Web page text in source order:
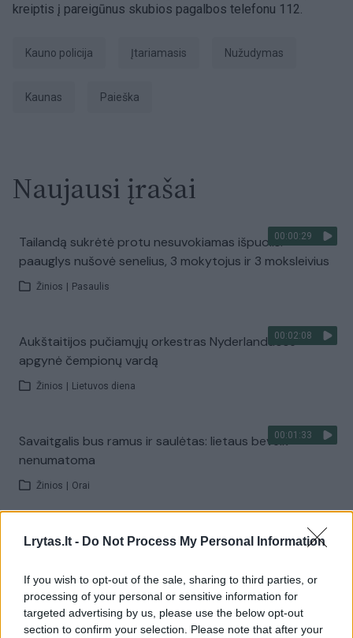
Lrytas.lt - Do Not Process My Personal Information
If you wish to opt-out of the sale, sharing to third parties, or
processing of your personal or sensitive information for
targeted advertising by us, please use the below opt-out
section to confirm your selection. Please note that after your
kreiptis į pareigūnus skubios pagalbos telefonu 112.
Kauno policija įtariamasis nužudymas
Kaunas paieška
Naujausi įrašai
00:00:29
Tailandą sukrėtė protu nesuvokiamas išpuolis:
paauglys nušovė senelius, 3 mokytojus ir 3 moksleivius
Žinios Pasaulis
00:02:08
Aukštaitijos pučiamųjų orkestras Nyderlanduose
apgynė čempionų vardą
Žinios Lietuvos diena
00:01:33
Savaitgalis bus ramus ir saulėtas: lietaus beveik
nenumatoma
Žinios Orai
00:10:21
Kodėl apklausos internete ir politikų reitingai
Laidos | Informacinis skydas